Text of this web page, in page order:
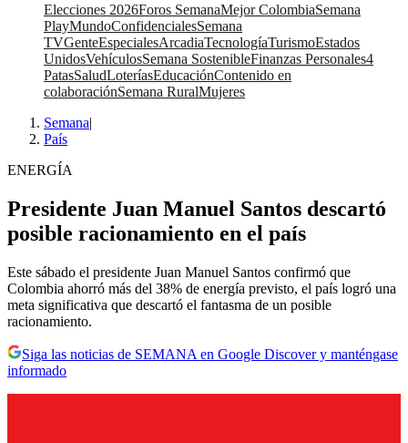
Elecciones 2026Foros SemanaMejor ColombiaSemana
PlayMundoConfidencialesSemana
TVGenteEspecialesArcadiaTecnologíaTurismoEstados
UnidosVehículosSemana SostenibleFinanzas Personales4
PatasSaludLoteríasEducaciónContenido en
colaboraciónSemana RuralMujeres
Semana|
País
ENERGÍA
Presidente Juan Manuel Santos descartó
posible racionamiento en el país
Este sábado el presidente Juan Manuel Santos confirmó que
Colombia ahorró más del 38% de energía previsto, el país logró una
meta significativa que descartó el fantasma de un posible
racionamiento.
Siga las noticias de SEMANA en Google Discover y manténgase
informado